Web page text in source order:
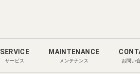
SERVICE
サービス
MAINTENANCE
メンテナンス お問い